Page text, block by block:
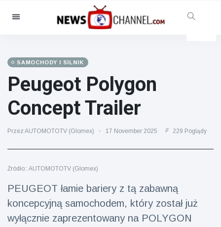
Kategorie
Opieka społeczna i zabawa
Kino i telewizja
(81)
Sport
(237)
Żywność i picie
Gry
(160)
Styl życia
(121)
Zdrowie i sprawność
SAMOCHODY I SILNIK
Peugeot Polygon
Concept Trailer
Przez AUTOMOTOTV (Glomex) 17 November 2025 229 Poglądy
Źródło:: AUTOMOTOTV (Glomex)
PEUGEOT łamie bariery z tą zabawną
koncepcyjną samochodem, który został już
wyłącznie zaprezentowany na POLYGON